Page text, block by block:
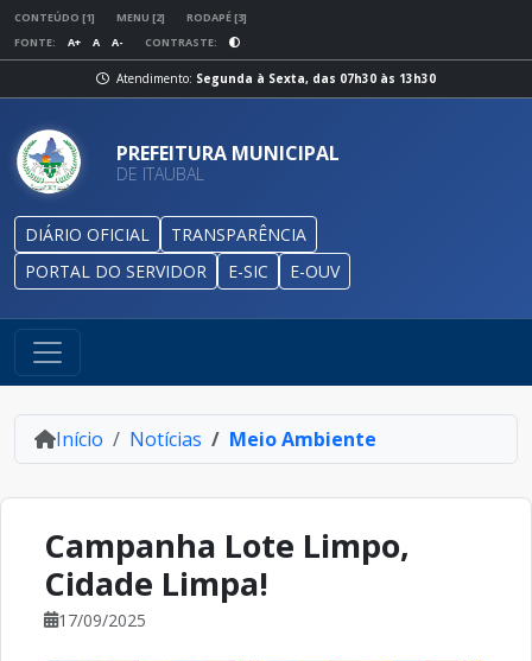
CONTEÚDO [1] MENU [2]
RODAPÉ [3]
FONTE:
A+ A A- CONTRASTE:
Atendimento: Segunda à Sexta, das 07h30 às 13h30
PREFEITURA MUNICIPAL
DE ITAUBAL
DIÁRIO OFICIAL
TRANSPARÊNCIA
PORTAL DO SERVIDOR
E-SIC E-OUV
Início Notícias Meio Ambiente
Campanha Lote Limpo,
Cidade Limpa!
17/09/2025